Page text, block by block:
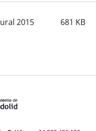
2015 681 KB